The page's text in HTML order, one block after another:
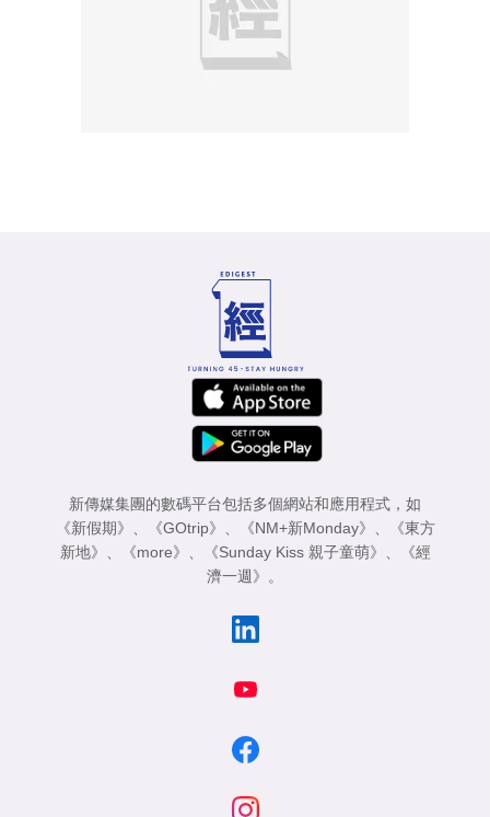
新傳媒集團的數碼平台包括多個網站和應用程式，如
《新假期》
《GOtrip》 《NM+新Monday》
《東方
新地》
《more》 《Sunday Kiss 親子童萌》
《經
濟一週》
。